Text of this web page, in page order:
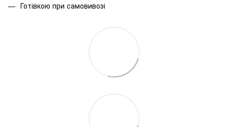
Готівкою при самовивозі